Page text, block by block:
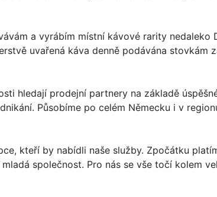
a vyrábím místní kávové rarity nedaleko
uvařená káva denně podávána stovkám
hledají prodejní partnery na základě
Působíme po celém Německu i v
kteří by nabídli naše služby. Zpočátku
společnost. Pro nás se vše točí kolem